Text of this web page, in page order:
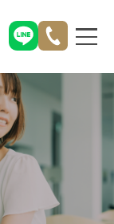
区西味鋺のさたけ接骨院